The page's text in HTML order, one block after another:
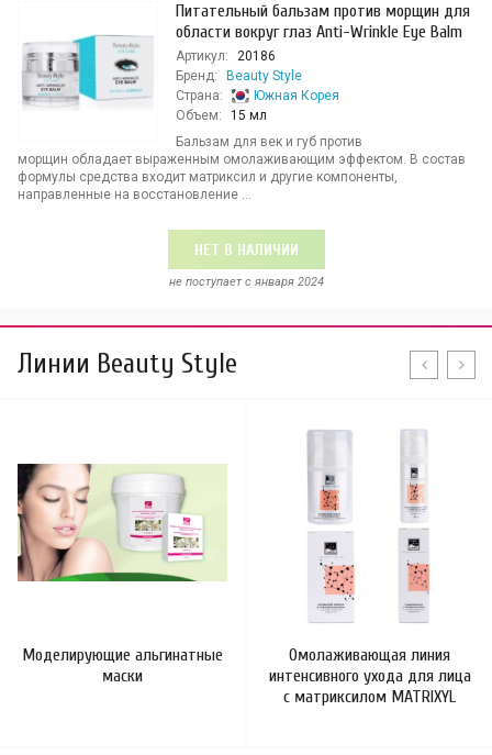
Питательный бальзам против морщин для
области вокруг глаз Anti-Wrinkle Eye Balm
Артикул:
20186
Бренд:
Beauty Style
Страна:
Южная Корея
Объем:
15 мл
Бальзам для век и губ против
морщин обладает выраженным омолаживающим эффектом. В состав
формулы средства входит матриксил и другие компоненты,
направленные на восстановление ...
НЕТ В НАЛИЧИИ
не поступает c января 2024
Линии Beauty Style
Моделирующие альгинатные
маски
Омолаживающая линия
интенсивного ухода для лица
с матриксилом MATRIXYL